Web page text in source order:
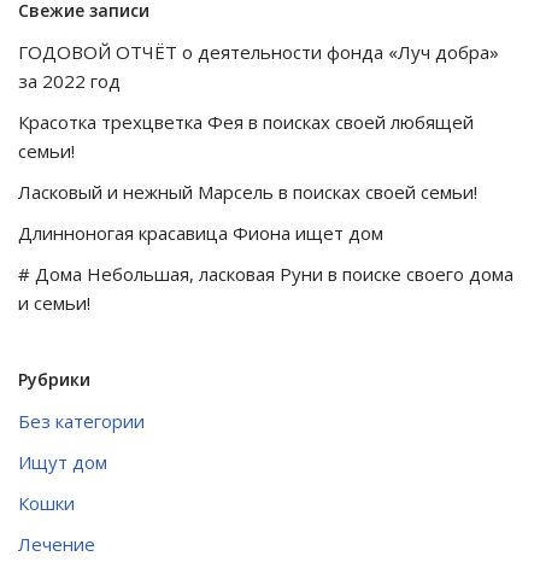
Свежие записи
ГОДОВОЙ ОТЧЁТ о деятельности фонда «Луч добра»
за 2022 год
Красотка трехцветка Фея в поисках своей любящей
семьи!
Ласковый и нежный Марсель в поисках своей семьи!
Длинноногая красавица Фиона ищет дом
# Дома Небольшая, ласковая Руни в поиске своего дома
и семьи!
Рубрики
Без категории
Ищут дом
Кошки
Лечение